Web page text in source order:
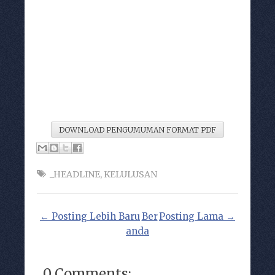
DOWNLOAD PENGUMUMAN FORMAT PDF
_HEADLINE, KELULUSAN
← Posting Lebih Baru Posting Lama →
Ber
anda